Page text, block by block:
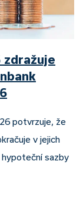
zdražuje
potvrzuje, že
v jejich
hypoteční sazby